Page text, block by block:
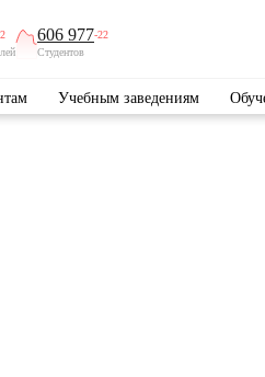
606 977-22
Студентов
Учебным заведениям